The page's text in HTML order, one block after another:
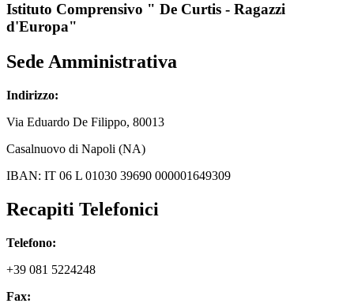
Istituto Comprensivo " De Curtis - Ragazzi
d'Europa"
Sede Amministrativa
Indirizzo:
Via Eduardo De Filippo, 80013
Casalnuovo di Napoli (NA)
IBAN: IT 06 L 01030 39690 000001649309
Recapiti Telefonici
Telefono:
+39 081 5224248
Fax: